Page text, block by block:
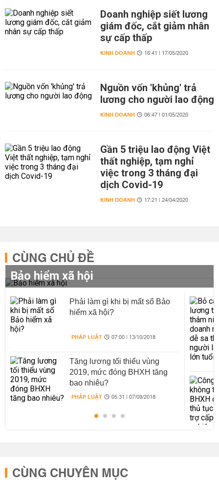
Doanh nghiệp siết lương
giám đốc, cắt giảm nhân
sự cấp thấp
KINH DOANH 16:41 | 17/05/2020
Nguồn vốn 'khủng' trả
lương cho người lao động
KINH DOANH 06:47 | 01/05/2020
Gần 5 triệu lao động Việt
thất nghiệp, tạm nghỉ
việc trong 3 tháng đại
dịch Covid-19
KINH DOANH 17:21 | 24/04/2020
CÙNG CHỦ ĐỀ
Bảo hiểm xã hội
Phải làm gì khi bị mất sổ Bảo
hiểm xã hội?
PHÁP LUẬT 07:00 | 13/10/2018
Tăng lương tối thiểu vùng
2019, mức đóng BHXH tăng
bao nhiêu?
PHÁP LUẬT 05:31 | 07/09/2018
CÙNG CHUYÊN MỤC